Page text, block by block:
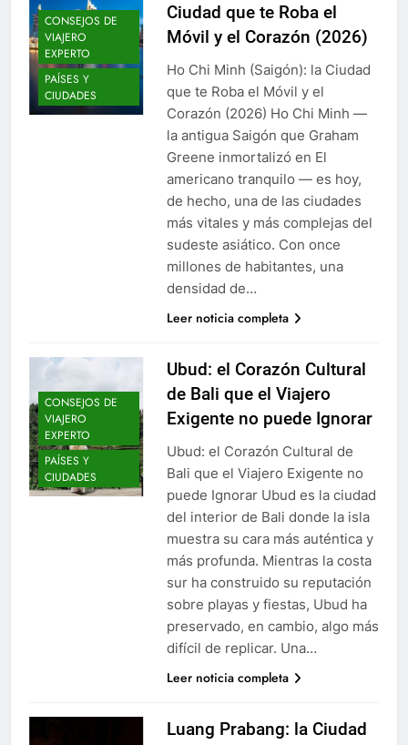
CONSEJOS DE
VIAJERO
EXPERTO
PAÍSES Y
CIUDADES
Ciudad que te Roba el
Móvil y el Corazón (2026)
Ho Chi Minh (Saigón): la Ciudad
que te Roba el Móvil y el
Corazón (2026) Ho Chi Minh —
la antigua Saigón que Graham
Greene inmortalizó en El
americano tranquilo — es hoy,
de hecho, una de las ciudades
más vitales y más complejas del
sudeste asiático. Con once
millones de habitantes, una
densidad de…
Leer noticia completa
CONSEJOS DE
VIAJERO
EXPERTO
PAÍSES Y
CIUDADES
Ubud: el Corazón Cultural
de Bali que el Viajero
Exigente no puede Ignorar
Ubud: el Corazón Cultural de
Bali que el Viajero Exigente no
puede Ignorar Ubud es la ciudad
del interior de Bali donde la isla
muestra su cara más auténtica y
más profunda. Mientras la costa
sur ha construido su reputación
sobre playas y fiestas, Ubud ha
preservado, en cambio, algo más
difícil de replicar. Una…
Leer noticia completa
Luang Prabang: la Ciudad